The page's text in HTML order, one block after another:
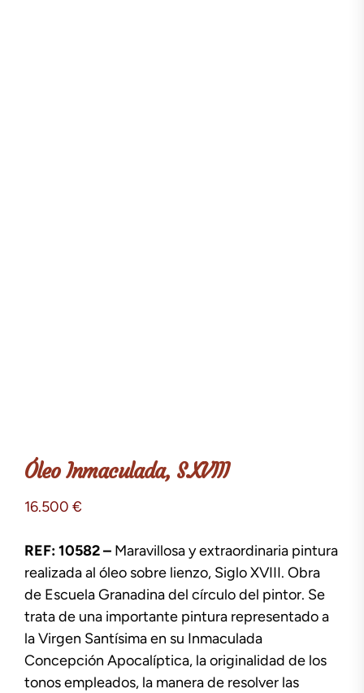
Óleo Inmaculada, S.XVIII
16.500 €
REF: 10582 – Maravillosa y extraordinaria pintura
realizada al óleo sobre lienzo, Siglo XVIII. Obra
de Escuela Granadina del círculo del pintor. Se
trata de una importante pintura representado a
la Virgen Santísima en su Inmaculada
Concepción Apocalíptica, la originalidad de los
tonos empleados, la manera de resolver las